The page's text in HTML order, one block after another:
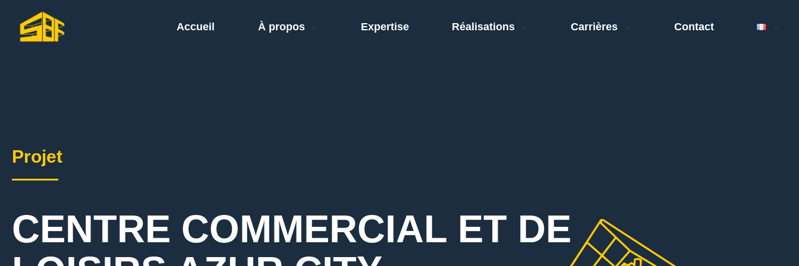
Accueil À propos Expertise Réalisations Carrières Contact
Projet
CENTRE COMMERCIAL ET DE